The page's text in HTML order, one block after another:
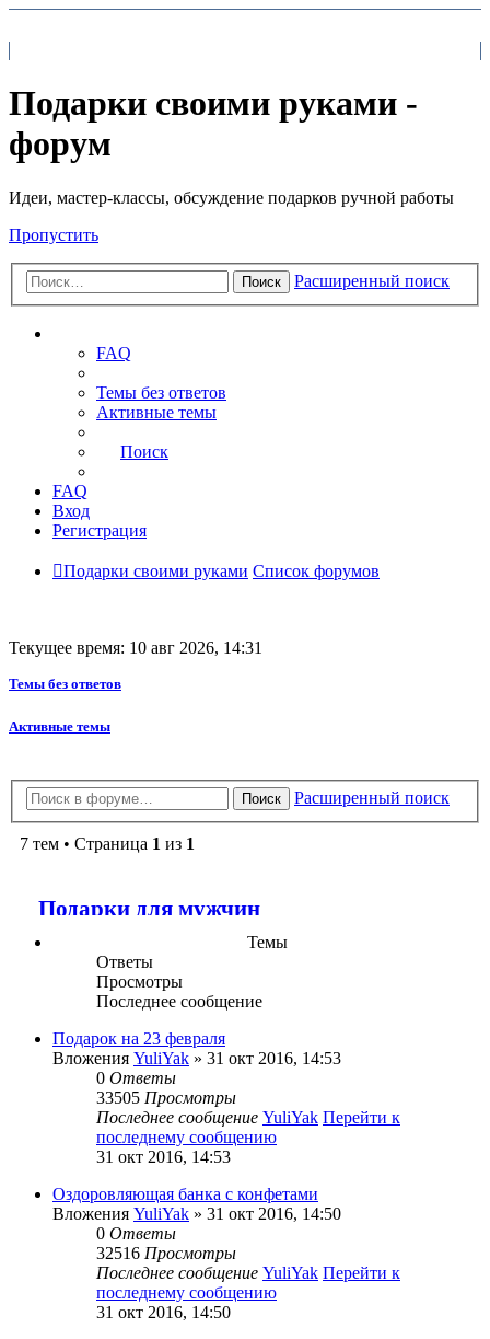
Подарки своими руками -
форум
Идеи, мастер-классы, обсуждение подарков ручной работы
Пропустить
Поиск Расширенный поиск
FAQ
Темы без ответов
Активные темы
Поиск
FAQ
Вход
Регистрация
Подарки своими руками Список форумов
Текущее время: 10 авг 2026, 14:31
Темы без ответов
Активные темы
Поиск Расширенный поиск
7 тем • Страница 1 из 1
Подарки для мужчин
Темы
Ответы
Просмотры
Последнее сообщение
Подарок на 23 февраля
Вложения YuliYak » 31 окт 2016, 14:53
0 Ответы
33505 Просмотры
Последнее сообщение YuliYak Перейти к
последнему сообщению
31 окт 2016, 14:53
Оздоровляющая банка с конфетами
Вложения YuliYak » 31 окт 2016, 14:50
0 Ответы
32516 Просмотры
Последнее сообщение YuliYak Перейти к
последнему сообщению
31 окт 2016, 14:50